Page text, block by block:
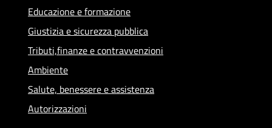
Educazione e formazione
Giustizia e sicurezza pubblica
Tributi,finanze e contravvenzioni
Ambiente
Salute, benessere e assistenza
Autorizzazioni